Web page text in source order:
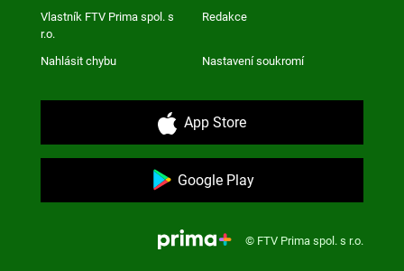
Vlastník FTV Prima spol. s
r.o.
Redakce
Nahlásit chybu Nastavení soukromí
App Store
Google Play
© FTV Prima spol. s r.o.